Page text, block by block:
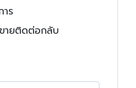
ร
ายติดต่อกลับ